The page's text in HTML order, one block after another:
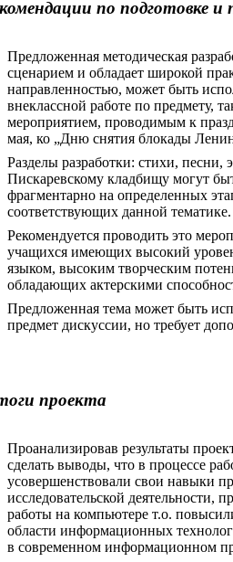
по подготовке и
Предложенная методическая
сценарием и обладает широкой
направленностью, может быть
внеклассной работе по предмету,
мероприятием, проводимым к
мая, ко „Дню снятия блокады
Разделы разработки: стихи, песни,
Пискаревскому кладбищу могут
фрагментарно на определенных
соответствующих данной тематике.
Рекомендуется проводить это
учащихся имеющих высокий
языком, высоким творческим
обладающих актерскими
Предложенная тема может быть
предмет дискуссии, но требует
проекта
Проанализировав результаты
сделать выводы, что в процессе
усовершенствовали свои навыки
исследовательской деятельности,
работы на компьютере т.о.
области информационных
в современном информационном